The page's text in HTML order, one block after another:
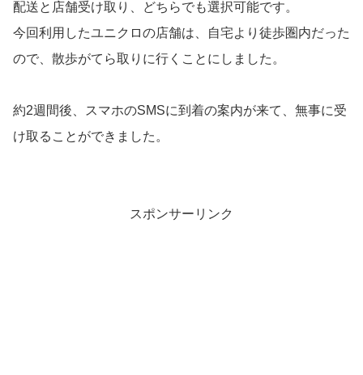
配送と店舗受け取り、どちらでも選択可能です。
今回利用したユニクロの店舗は、自宅より徒歩圏内だった
ので、散歩がてら取りに行くことにしました。
約2週間後、スマホのSMSに到着の案内が来て、無事に受
け取ることができました。
スポンサーリンク